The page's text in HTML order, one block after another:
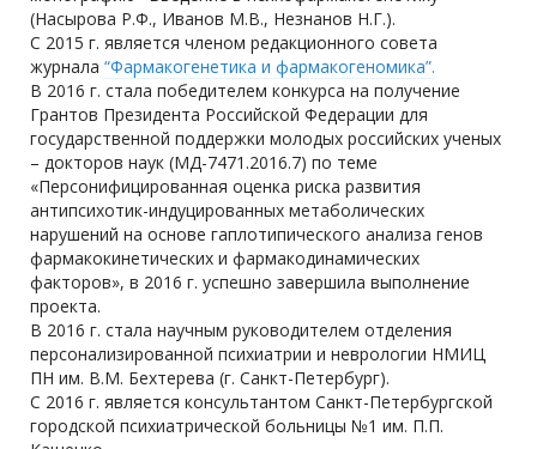
(Насырова Р.Ф., Иванов М.В., Незнанов Н.Г.).
С 2015 г. является членом редакционного совета
журнала “Фармакогенетика и фармакогеномика”.
В 2016 г. стала победителем конкурса на получение
Грантов Президента Российской Федерации для
государственной поддержки молодых российских ученых
– докторов наук (МД-7471.2016.7) по теме
«Персонифицированная оценка риска развития
антипсихотик-индуцированных метаболических
нарушений на основе гаплотипического анализа генов
фармакокинетических и фармакодинамических
факторов», в 2016 г. успешно завершила выполнение
проекта.
В 2016 г. стала научным руководителем отделения
персонализированной психиатрии и неврологии НМИЦ
ПН им. В.М. Бехтерева (г. Санкт-Петербург).
С 2016 г. является консультантом Санкт-Петербургской
городской психиатрической больницы №1 им. П.П.